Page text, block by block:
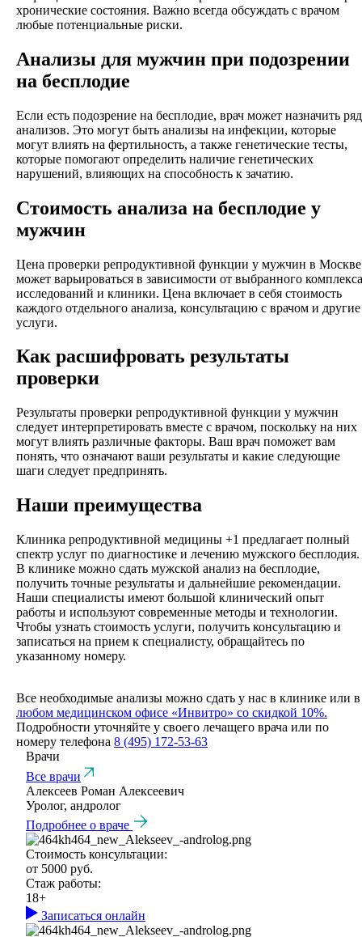
хронические состояния. Важно всегда обсуждать с врачом
любые потенциальные риски.
Анализы для мужчин при подозрении
на бесплодие
Если есть подозрение на бесплодие, врач может назначить ряд
анализов. Это могут быть анализы на инфекции, которые
могут влиять на фертильность, а также генетические тесты,
которые помогают определить наличие генетических
нарушений, влияющих на способность к зачатию.
Стоимость анализа на бесплодие у
мужчин
Цена проверки репродуктивной функции у мужчин в Москве
может варьироваться в зависимости от выбранного комплекса
исследований и клиники. Цена включает в себя стоимость
каждого отдельного анализа, консультацию с врачом и другие
услуги.
Как расшифровать результаты
проверки
Результаты проверки репродуктивной функции у мужчин
следует интерпретировать вместе с врачом, поскольку на них
могут влиять различные факторы. Ваш врач поможет вам
понять, что означают ваши результаты и какие следующие
шаги следует предпринять.
Наши преимущества
Клиника репродуктивной медицины +1 предлагает полный
спектр услуг по диагностике и лечению мужского бесплодия.
В клинике можно сдать мужской анализ на бесплодие,
получить точные результаты и дальнейшие рекомендации.
Наши специалисты имеют большой клинический опыт
работы и используют современные методы и технологии.
Чтобы узнать стоимость услуги, получить консультацию и
записаться на прием к специалисту, обращайтесь по
указанному номеру.
Все необходимые анализы можно сдать у нас в клинике или в
любом медицинском офисе «Инвитро» со скидкой 10%.
Подробности уточняйте у своего лечащего врача или по
номеру телефона 8 (495) 172-53-63
Врачи
Все врачи
Алексеев Роман Алексеевич
Уролог, андролог
Подробнее о враче
Стоимость консультации:
от 5000 руб.
Стаж работы:
18+
Записаться онлайн